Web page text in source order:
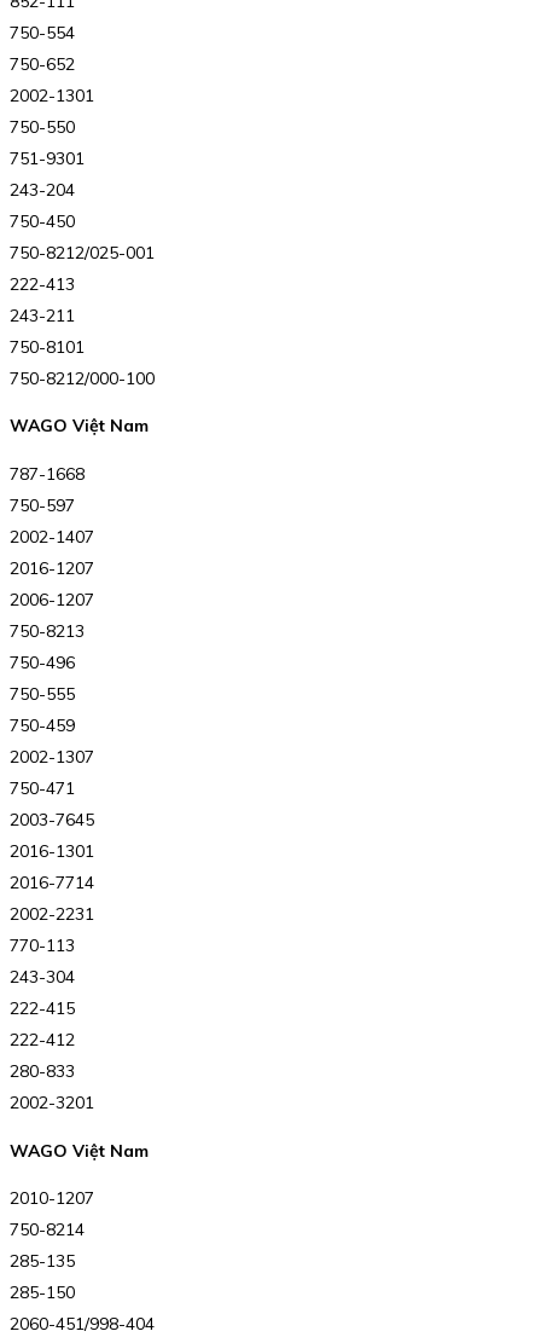
750-554
750-652
2002-1301
750-550
751-9301
243-204
750-450
750-8212/025-001
222-413
243-211
750-8101
750-8212/000-100
WAGO Việt Nam
787-1668
750-597
2002-1407
2016-1207
2006-1207
750-8213
750-496
750-555
750-459
2002-1307
750-471
2003-7645
2016-1301
2016-7714
2002-2231
770-113
243-304
222-415
222-412
280-833
2002-3201
WAGO Việt Nam
2010-1207
750-8214
285-135
285-150
2060-451/998-404